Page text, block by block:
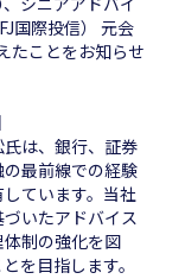
国際投信） 元会
たことをお知らせ
は、銀行、証券
最前線での経験
ています。当社
いたアドバイス
制の強化を図
を目指します。